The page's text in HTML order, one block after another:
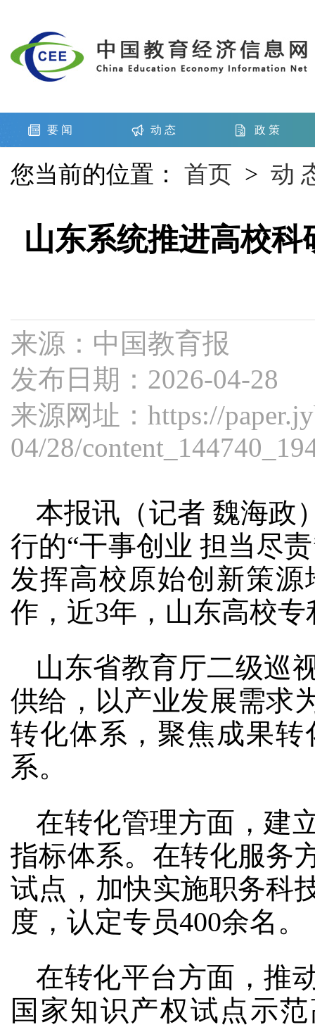
要 闻 动 态 政 策
您当前的位置： 首页 > 动
山东系统推进高校
来源：中国教育报
发布日期：2026-04-28
来源网址： https://
04/28/
本报讯（记者 魏海政
行的“干事创业 担当尽
发挥高校原始创新策
作，近3年，山东高校
山东省教育厅二级巡
供给，以产业发展需求
转化体系，聚焦成果
系。
在转化管理方面，建
指标体系。在转化服务
试点，加快实施职务科
度，认定专员400余名。
在转化平台方面，推
国家知识产权试点示